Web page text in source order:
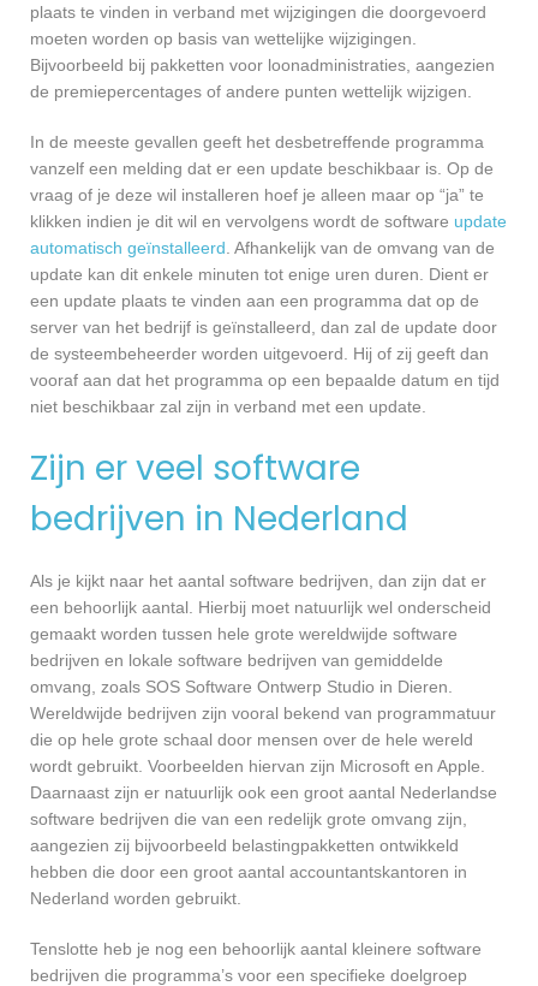
plaats te vinden in verband met wijzigingen die doorgevoerd
moeten worden op basis van wettelijke wijzigingen.
Bijvoorbeeld bij pakketten voor loonadministraties, aangezien
de premiepercentages of andere punten wettelijk wijzigen.
In de meeste gevallen geeft het desbetreffende programma
vanzelf een melding dat er een update beschikbaar is. Op de
vraag of je deze wil installeren hoef je alleen maar op “ja” te
klikken indien je dit wil en vervolgens wordt de software update
automatisch geïnstalleerd. Afhankelijk van de omvang van de
update kan dit enkele minuten tot enige uren duren. Dient er
een update plaats te vinden aan een programma dat op de
server van het bedrijf is geïnstalleerd, dan zal de update door
de systeembeheerder worden uitgevoerd. Hij of zij geeft dan
vooraf aan dat het programma op een bepaalde datum en tijd
niet beschikbaar zal zijn in verband met een update.
Zijn er veel software
bedrijven in Nederland
Als je kijkt naar het aantal software bedrijven, dan zijn dat er
een behoorlijk aantal. Hierbij moet natuurlijk wel onderscheid
gemaakt worden tussen hele grote wereldwijde software
bedrijven en lokale software bedrijven van gemiddelde
omvang, zoals SOS Software Ontwerp Studio in Dieren.
Wereldwijde bedrijven zijn vooral bekend van programmatuur
die op hele grote schaal door mensen over de hele wereld
wordt gebruikt. Voorbeelden hiervan zijn Microsoft en Apple.
Daarnaast zijn er natuurlijk ook een groot aantal Nederlandse
software bedrijven die van een redelijk grote omvang zijn,
aangezien zij bijvoorbeeld belastingpakketten ontwikkeld
hebben die door een groot aantal accountantskantoren in
Nederland worden gebruikt.
Tenslotte heb je nog een behoorlijk aantal kleinere software
bedrijven die programma’s voor een specifieke doelgroep